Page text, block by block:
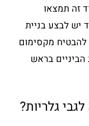
זה תמצאו
יש לבצע בניית
להבטיח מקסימום
הביניים בראש
גלריות?